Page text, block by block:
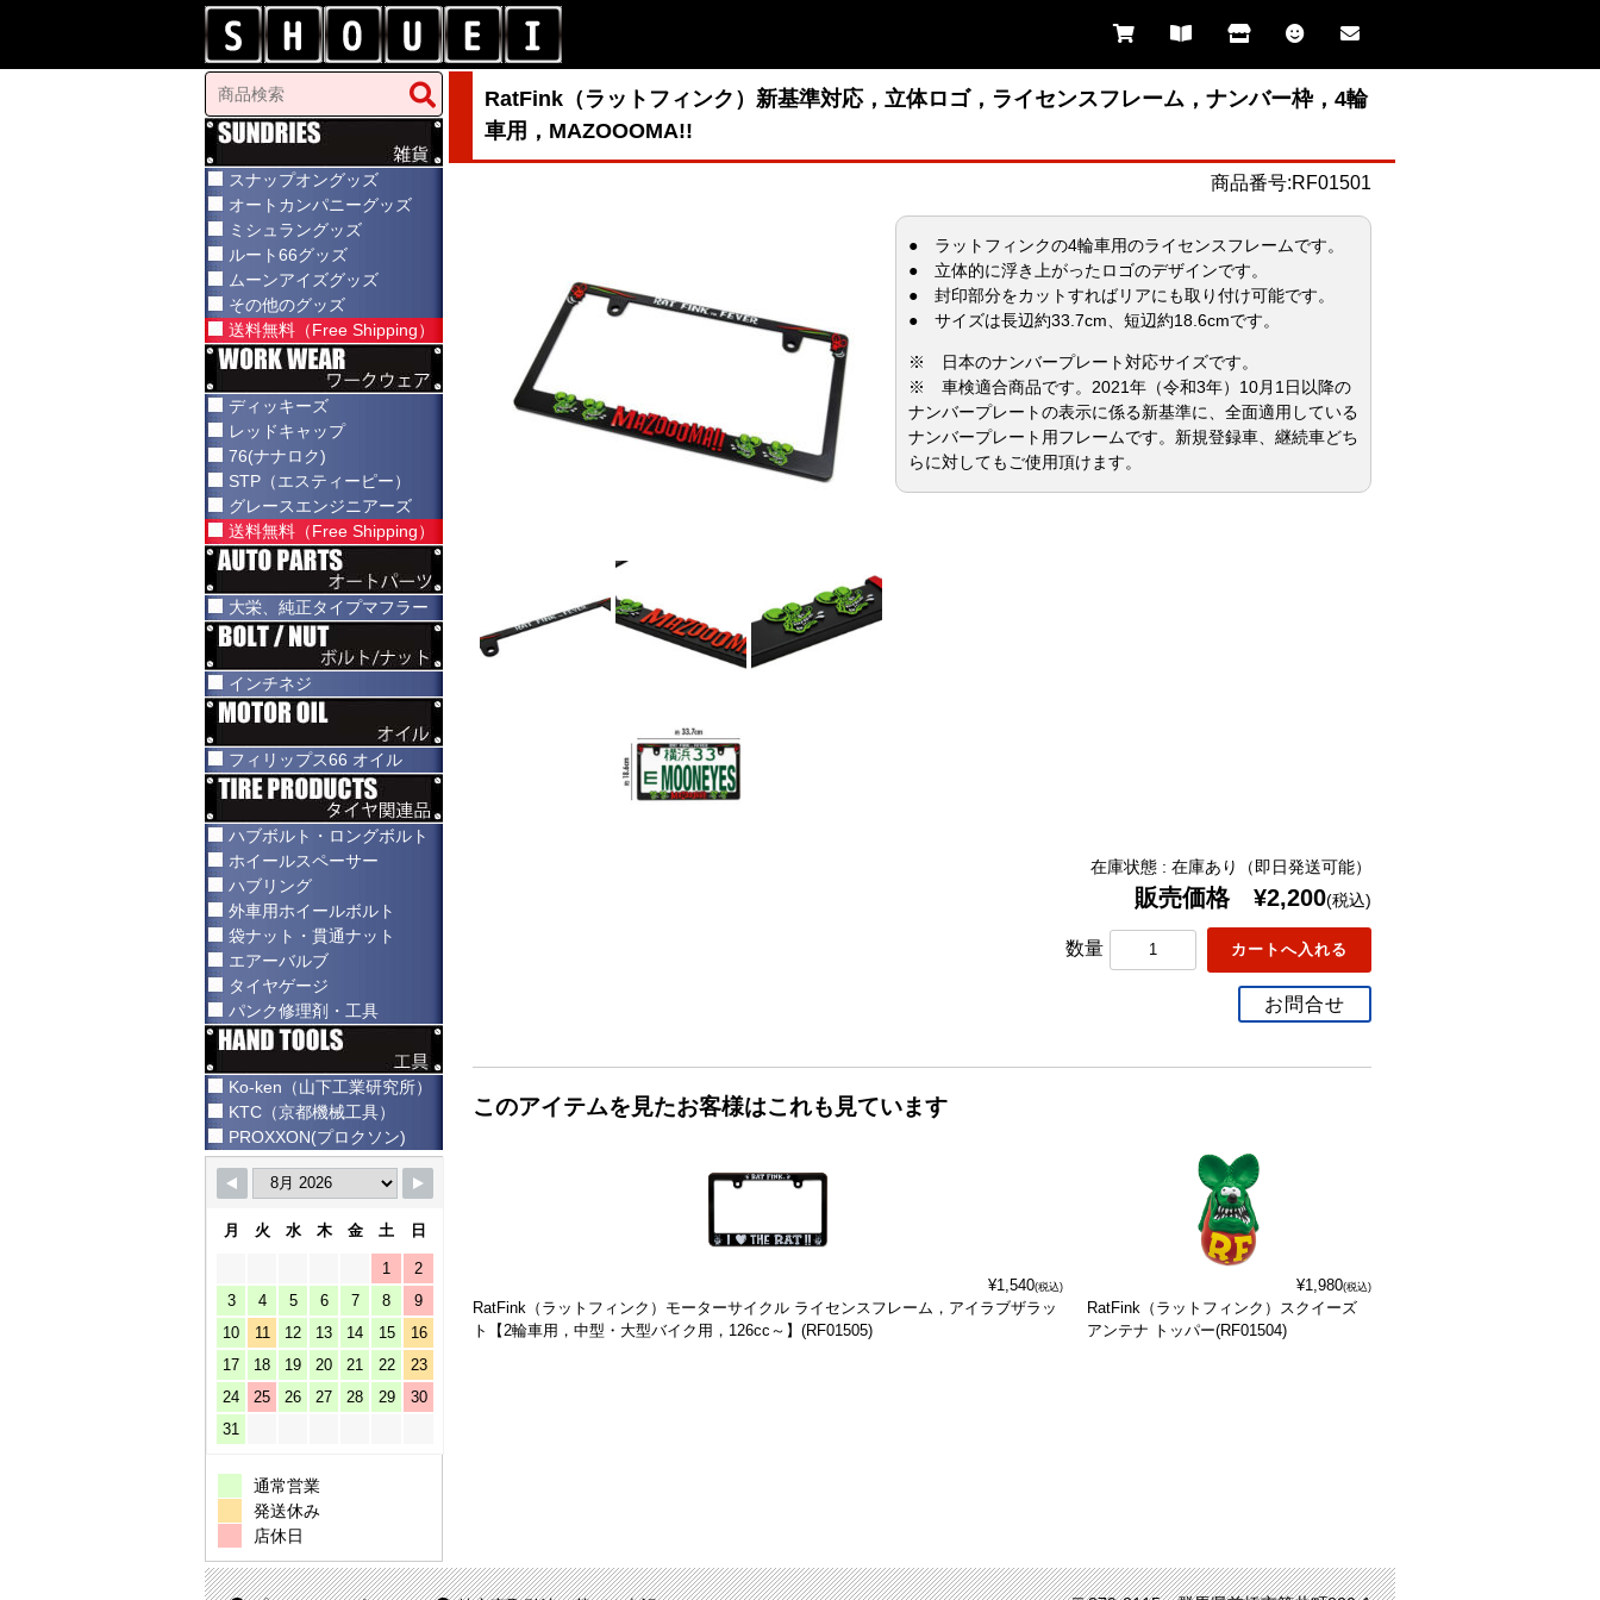
スナップオングッズ
オートカンパニーグッズ
ミシュラングッズ
ルート66グッズ
ムーンアイズグッズ
その他のグッズ
送料無料（Free Shipping）
ディッキーズ
レッドキャップ
76(ナナロク)
STP（エスティーピー）
グレースエンジニアーズ
送料無料（Free Shipping）
大栄、純正タイプマフラー
インチネジ
フィリップス66 オイル
ハブボルト・ロングボルト
ホイールスペーサー
ハブリング
外車用ホイールボルト
袋ナット・貫通ナット
エアーバルブ
タイヤゲージ
パンク修理剤・工具
Ko-ken（山下工業研究所）
KTC（京都機械工具）
PROXXON(プロクソン)
月 火 水 木 金 土 日
1
2
3
4 5 6 7 8
9
10
11 12 13 14 15
16
17
18 19 20 21 22
23
24
25 26 27 28 29
30
31
通常営業
発送休み
店休日
RatFink（ラットフィンク）新基準対応，立体ロゴ，ライセンスフレーム，ナンバー枠，4輪
車用，MAZOOOMA!!
商品番号:RF01501
● ラットフィンクの4輪車用のライセンスフレームです。
● 立体的に浮き上がったロゴのデザインです。
● 封印部分をカットすればリアにも取り付け可能です。
● サイズは長辺約33.7cm、短辺約18.6cmです。
※ 日本のナンバープレート対応サイズです。
※ 車検適合商品です。2021年（令和3年）10月1日以降の
ナンバープレートの表示に係る新基準に、全面適用している
ナンバープレート用フレームです。新規登録車、継続車どち
らに対してもご使用頂けます。
在庫状態 : 在庫あり（即日発送可能）
販売価格 ¥2,200(税込)
数量
お問合せ
このアイテムを見たお客様はこれも見ています
¥1,540(税込)
RatFink（ラットフィンク）モーターサイクル ライセンスフレーム，アイラブザラッ
ト【2輪車用，中型・大型バイク用，126cc～】(RF01505)
¥1,980(税込)
RatFink（ラットフィンク）スクイーズ
アンテナ トッパー(RF01504)